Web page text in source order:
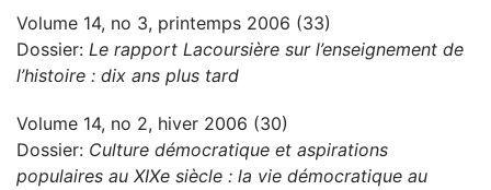
Volume 14, no 3, printemps 2006 (33)
Dossier: Le rapport Lacoursière sur l’enseignement de
l’histoire : dix ans plus tard
Volume 14, no 2, hiver 2006 (30)
Dossier: Culture démocratique et aspirations
populaires au XIXe siècle : la vie démocratique au